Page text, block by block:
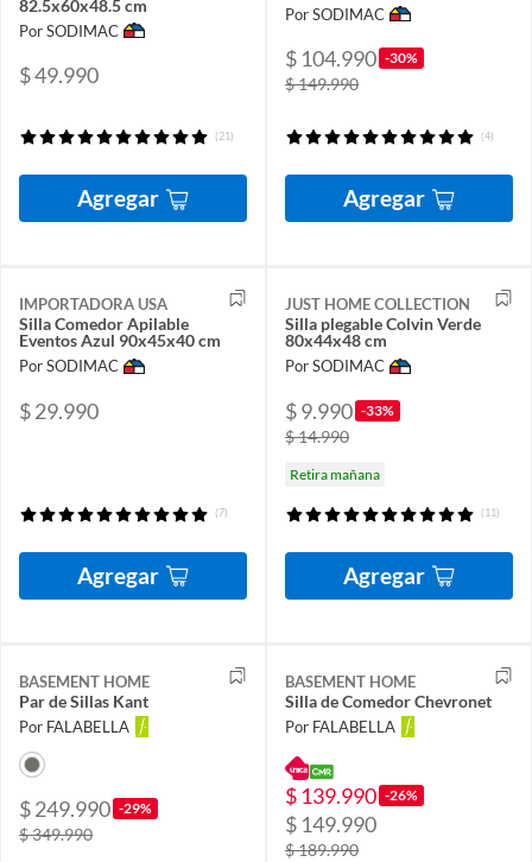
82.5x60x48.5 cm
Por SODIMAC
$ 49.990
(21)
Agregar
Por SODIMAC
$ 104.990 -30%
$ 149.990
(4)
Agregar
IMPORTADORA USA
Silla Comedor Apilable
Eventos Azul 90x45x40 cm
Por SODIMAC
$ 29.990
(7)
Agregar
JUST HOME COLLECTION
Silla plegable Colvin Verde
80x44x48 cm
Por SODIMAC
$ 9.990 -33%
$ 14.990
Retira mañana
(11)
Agregar
BASEMENT HOME
Par de Sillas Kant
Por FALABELLA
$ 249.990 -29%
$ 349.990
BASEMENT HOME
Silla de Comedor Chevronet
Por FALABELLA
$ 139.990 -26%
$ 149.990
$ 189.990